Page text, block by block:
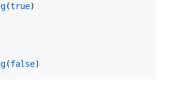
(true)
(false)